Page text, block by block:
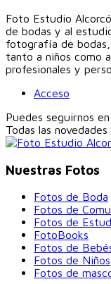
Foto Estudio
de bodas y al
fotografía de
tanto a niños como
profesionales y
Acceso
Puedes seguirnos
Todas las novedades
Nuestras Fotos
Fotos de Boda
Fotos de
Fotos de
FotoBooks
Fotos de
Fotos de Niños
Fotos de